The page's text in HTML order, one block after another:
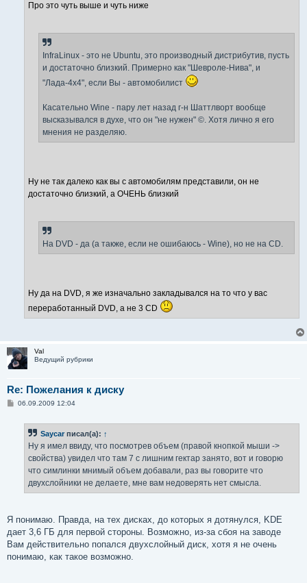
Про это чуть выше и чуть ниже
InfraLinux - это не Ubuntu, это производный дистрибутив, пусть
и достаточно близкий. Примерно как "Шевроле-Нива", и
"Лада-4x4", если Вы - автомобилист
Касательно Wine - пару лет назад г-н Шаттлворт вообще
высказывался в духе, что он "не нужен" ©. Хотя лично я его
мнения не разделяю.
Ну не так далеко как вы с автомобилям представили, он не
достаточно близкий, а ОЧЕНЬ близкий
На DVD - да (а также, если не ошибаюсь - Wine), но не на CD.
Ну да на DVD, я же изначально закладывался на то что у вас
переработанный DVD, а не 3 CD
Val
Ведущий рубрики
Re: Пожелания к диску
С06.09.2009 12:04
Saycar писал(а): ↑
Ну я имел ввиду, что посмотрев объем (правой кнопкой мыши ->
свойства) увидел что там 7 с лишним гектар занято, вот и говорю
что симлинки мнимый объем добавали, раз вы говорите что
двухслойники не делаете, мне вам недоверять нет смысла.
Я понимаю. Правда, на тех дисках, до которых я дотянулся, KDE
дает 3,6 ГБ для первой стороны. Возможно, из-за сбоя на заводе
Вам действительно попался двухслойный диск, хотя я не очень
понимаю, как такое возможно.